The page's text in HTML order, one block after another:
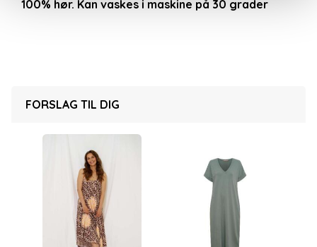
100% hør. Kan vaskes i maskine på 30 grader
FORSLAG TIL DIG